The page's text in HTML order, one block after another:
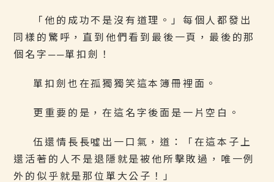
「他的成功不是沒有道理。」每個人都發出
同樣的驚呼，直到他們看到最後一頁，最後的那
個名字──單扣劍！
單扣劍也在孤獨獨笑這本簿冊裡面。
更重要的是，在這名字後面是一片空白。
伍還情長長噓出一口氣，道：「在這本子上
還活著的人不是退隱就是被他所擊敗過，唯一例
外的似乎就是那位單大公子！」